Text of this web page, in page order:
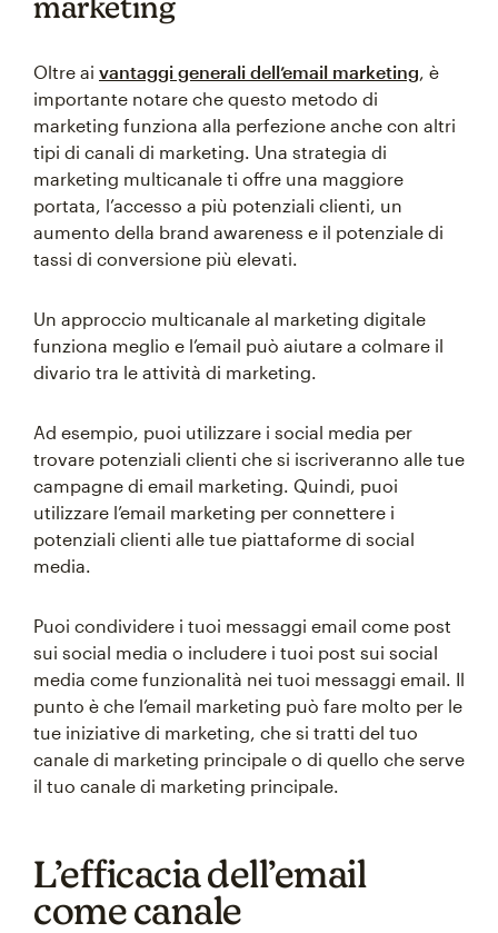
Oltre ai vantaggi generali dell’email marketing, è
importante notare che questo metodo di
marketing funziona alla perfezione anche con altri
tipi di canali di marketing. Una strategia di
marketing multicanale ti offre una maggiore
portata, l’accesso a più potenziali clienti, un
aumento della brand awareness e il potenziale di
tassi di conversione più elevati.
Un approccio multicanale al marketing digitale
funziona meglio e l’email può aiutare a colmare il
divario tra le attività di marketing.
Ad esempio, puoi utilizzare i social media per
trovare potenziali clienti che si iscriveranno alle tue
campagne di email marketing. Quindi, puoi
utilizzare l’email marketing per connettere i
potenziali clienti alle tue piattaforme di social
media.
Puoi condividere i tuoi messaggi email come post
sui social media o includere i tuoi post sui social
media come funzionalità nei tuoi messaggi email. Il
punto è che l’email marketing può fare molto per le
tue iniziative di marketing, che si tratti del tuo
canale di marketing principale o di quello che serve
il tuo canale di marketing principale.
L’efficacia dell’email
come canale